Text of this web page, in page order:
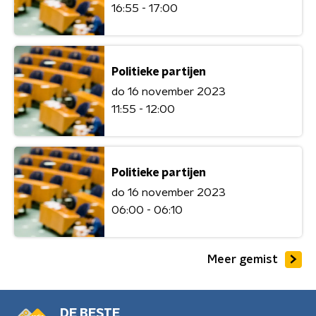
16:55 - 17:00
Politieke partijen
do 16 november 2023
11:55 - 12:00
Politieke partijen
do 16 november 2023
06:00 - 06:10
Meer gemist